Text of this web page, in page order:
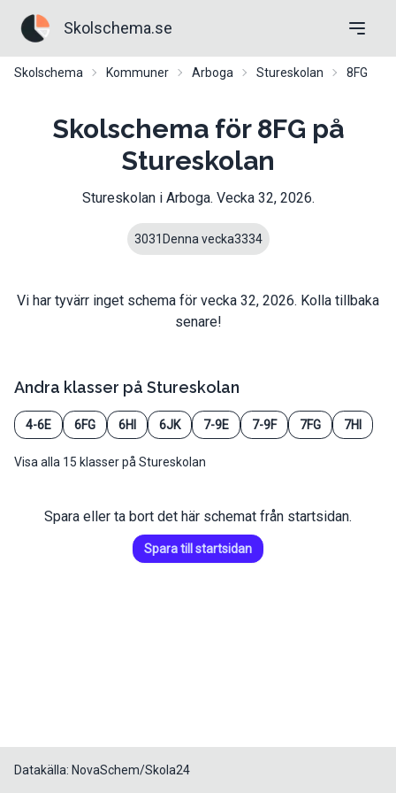
Skolschema.se
Skolschema Kommuner Arboga Stureskolan 8FG
Skolschema för 8FG på
Stureskolan
Stureskolani Arboga. Vecka 32, 2026.
3031 Denna vecka3334
Vi har tyvärr inget schema för vecka 32, 2026. Kolla tillbaka
senare!
Andra klasser på Stureskolan
4-6E 6FG 6HI 6JK 7-9E 7-9F 7FG 7HI
Visa alla 15 klasser på Stureskolan
Spara eller ta bort det här schemat från startsidan.
Spara till startsidan
Datakälla: NovaSchem/Skola24